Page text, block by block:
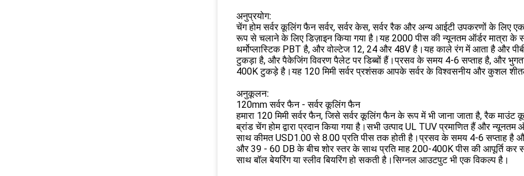
अनुप्रयोग:
चेंग होम सर्वर कूलिंग फैन सर्वर, सर्वर केस, सर्वर रैक और अन्य आईटी उपकरणों के लिए
रूप से चलाने के लिए डिज़ाइन किया गया है।यह 2000 पीस की न्यूनतम ऑर्डर मात्रा
थर्मोप्लास्टिक PBT है, और वोल्टेज 12, 24 और 48V है।यह काले रंग में आता है और
टुकड़ा है, और पैकेजिंग विवरण पैलेट पर डिब्बों हैं।प्रसव के समय 4-6 सप्ताह है, और भुगतान
400K टुकड़े है।यह 120 मिमी सर्वर प्रशंसक आपके सर्वर के विश्वसनीय और कुशल
अनुकूलन:
120mm सर्वर फैन - सर्वर कूलिंग फैन
हमारा 120 मिमी सर्वर फैन, जिसे सर्वर कूलिंग फैन के रूप में भी जाना जाता है, रैक
ब्रांड चेंग होम द्वारा प्रदान किया गया है।सभी उत्पाद UL TUV प्रमाणित हैं और
साथ कीमत USD1.00 से 8.00 प्रति पीस तक होती है।प्रसव के समय 4-6 सप्ताह है
और 39 - 60 DB के बीच शोर स्तर के साथ प्रति माह 200-400K पीस की आपूर्ति कर
साथ बॉल बेयरिंग या स्लीव बियरिंग हो सकती है।सिग्नल आउटपुट भी एक विकल्प है।